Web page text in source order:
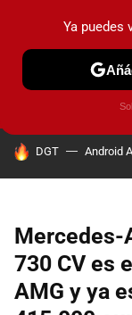
PRUEBAS
HOY SE HABLA DE
DGT Android
Mercedes-
730 CV es
AMG y ya
Ya puedes